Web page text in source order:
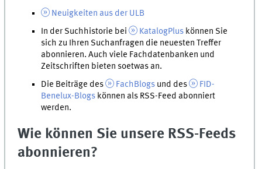
Neuigkeiten aus der ULB
In der Suchhistorie bei
KatalogPlus können Sie
sich zu Ihren Suchanfragen die neuesten Treffer
abonnieren. Auch viele Fachdatenbanken und
Zeitschriften bieten soetwas an.
Die Beiträge des
FachBlogs und des
FID-
Benelux-Blogs können als RSS-Feed abonniert
werden.
Wie können Sie unsere RSS-Feeds
abonnieren?